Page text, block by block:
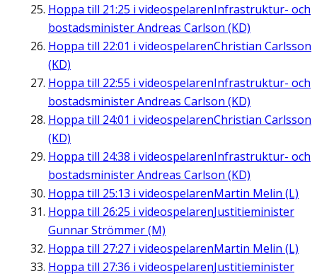
Hoppa till 21:25 i videospelarenInfrastruktur- och
bostadsminister Andreas Carlson (KD)
Hoppa till 22:01 i videospelarenChristian Carlsson
(KD)
Hoppa till 22:55 i videospelarenInfrastruktur- och
bostadsminister Andreas Carlson (KD)
Hoppa till 24:01 i videospelarenChristian Carlsson
(KD)
Hoppa till 24:38 i videospelarenInfrastruktur- och
bostadsminister Andreas Carlson (KD)
Hoppa till 25:13 i videospelarenMartin Melin (L)
Hoppa till 26:25 i videospelarenJustitieminister
Gunnar Strömmer (M)
Hoppa till 27:27 i videospelarenMartin Melin (L)
Hoppa till 27:36 i videospelarenJustitieminister